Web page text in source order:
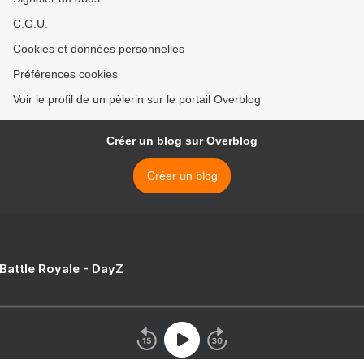
C.G.U.
Cookies et données personnelles
Préférences cookies
Voir le profil de un pèlerin sur le portail Overblog
Créer un blog sur Overblog
Créer un blog
Royale - DayZ